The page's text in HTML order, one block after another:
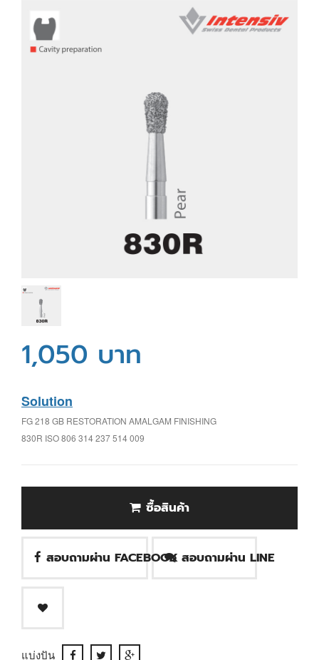
1,050 บาท
Solution
FG 218 GB RESTORATION AMALGAM FINISHING
830R ISO 806 314 237 514 009
ซื้อสินค้า
สอบถามผ่าน FACEBOOK สอบถามผ่าน LINE
แบ่งปัน